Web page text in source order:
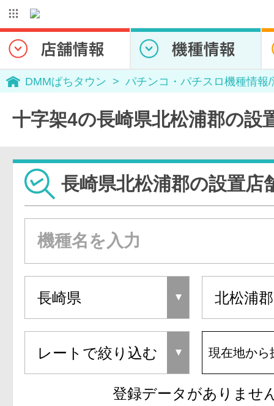
DMMぱちタウン パチンコ・パチスロ機種情報
十字架4の長崎県北松浦郡の設
長崎県北松浦郡の設置店
現在地から
登録データがありませ